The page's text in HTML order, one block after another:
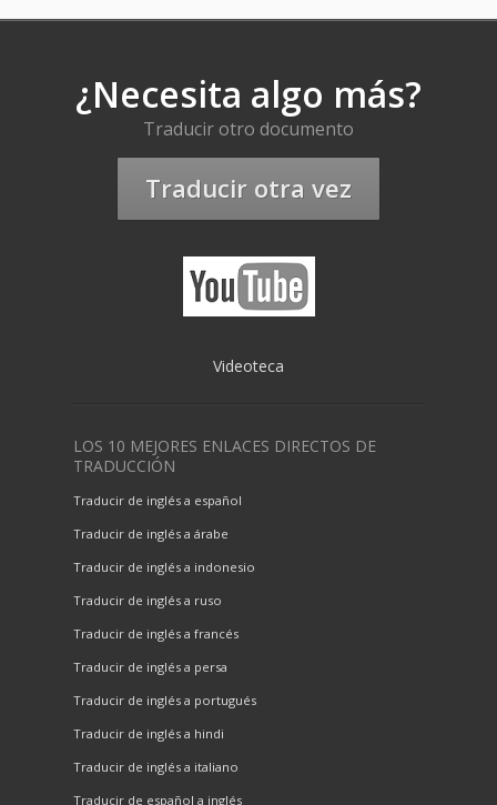
¿Necesita algo más?
Traducir otro documento
Traducir otra vez
Videoteca
LOS 10 MEJORES ENLACES DIRECTOS DE
TRADUCCIÓN
Traducir de inglés a español
Traducir de inglés a árabe
Traducir de inglés a indonesio
Traducir de inglés a ruso
Traducir de inglés a francés
Traducir de inglés a persa
Traducir de inglés a portugués
Traducir de inglés a hindi
Traducir de inglés a italiano
Traducir de español a inglés